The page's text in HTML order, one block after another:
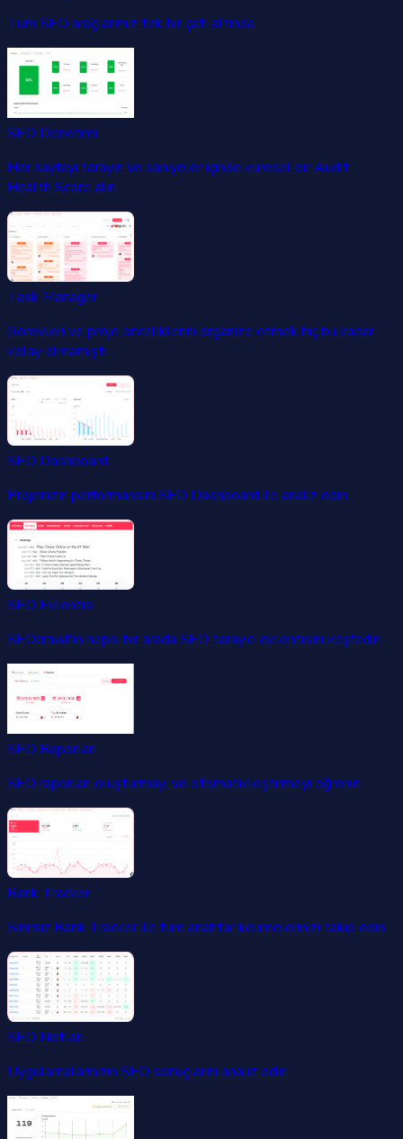
Tüm SEO araçlarımız tek bir çatı altında.
SEO Denetimi
Her sayfayı tarayın ve saniyeler içinde küresel bir Audit
Health Score alın.
Task Manager
Görevleri ve proje önceliklerini organize etmek hiç bu kadar
kolay olmamıştı.
SEO Dashboard
Projenizin performansını SEO Dashboard ile analiz edin.
SEO Eklentisi
SEOcrawl'ın hepsi bir arada SEO tarayıcı eklentisini keşfedin.
SEO Raporları
SEO raporları oluşturmayı ve otomatikleştirmeyi öğrenin.
Rank Tracker
Sınırsız Rank Tracker ile tüm anahtar kelimelerinizi takip edin.
SEO Notları
Uygulamalarınızın SEO sonuçlarını analiz edin.